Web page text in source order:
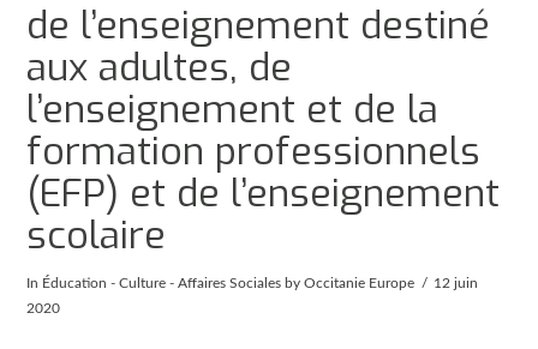
de l’enseignement destiné
aux adultes, de
l’enseignement et de la
formation professionnels
(EFP) et de l’enseignement
scolaire
In Éducation - Culture - Affaires Sociales by Occitanie Europe
12 juin
2020